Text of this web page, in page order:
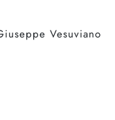
Vesuviano